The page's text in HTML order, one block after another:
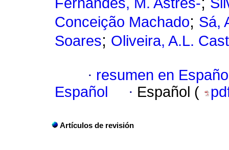
Conceição Machado; Sá,
Soares; Oliveira, A.L.
· resumen en
Español
· Español (
Artículos de revisión